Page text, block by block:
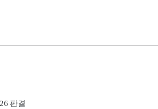
판결